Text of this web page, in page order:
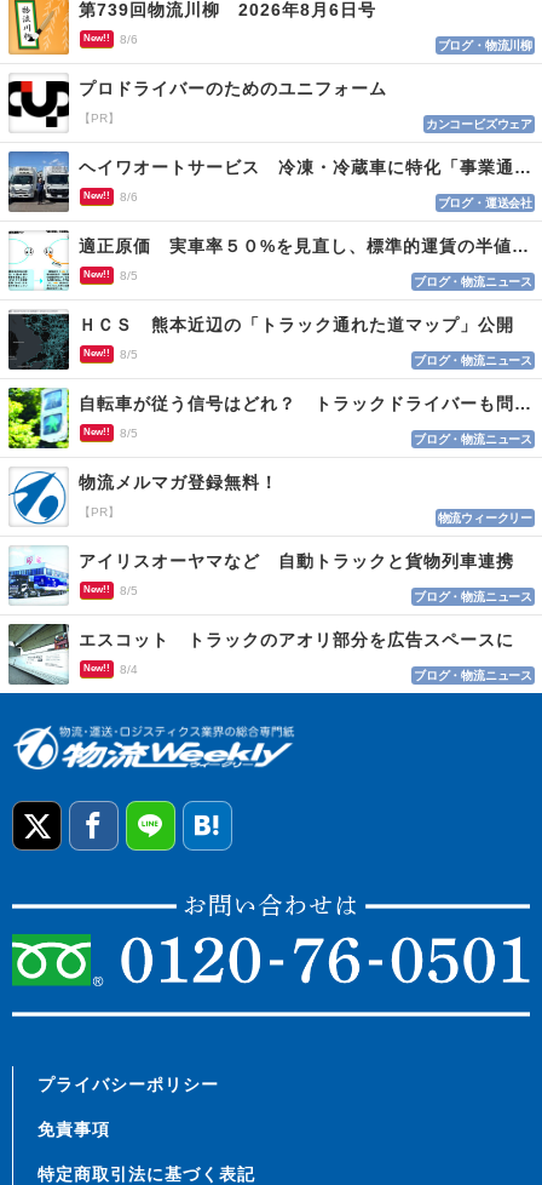
第739回物流川柳 2026年8月6日号
New!! 8/6 ブログ・物流川柳
プロドライバーのためのユニフォーム
【PR】 カンコービズウェア
ヘイワオートサービス 冷凍・冷蔵車に特化「事業通じ貢献目指す」
New!! 8/6 ブログ・運送会社
適正原価 実車率５０%を見直し、標準的運賃の半値の恐れも
New!! 8/5 ブログ・物流ニュース
ＨＣＳ 熊本近辺の「トラック通れた道マップ」公開
New!! 8/5 ブログ・物流ニュース
自転車が従う信号はどれ？ トラックドライバーも問われる認識
New!! 8/5 ブログ・物流ニュース
物流メルマガ登録無料！
【PR】 物流ウィークリー
アイリスオーヤマなど 自動トラックと貨物列車連携
New!! 8/5 ブログ・物流ニュース
エスコット トラックのアオリ部分を広告スペースに
New!! 8/4 ブログ・物流ニュース
プライバシーポリシー
免責事項
特定商取引法に基づく表記